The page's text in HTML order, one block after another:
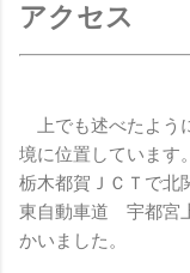
アクセス
上でも述べたよう
境に位置しています
栃木都賀ＪＣＴで北
東自動車道 宇都宮
かいました。